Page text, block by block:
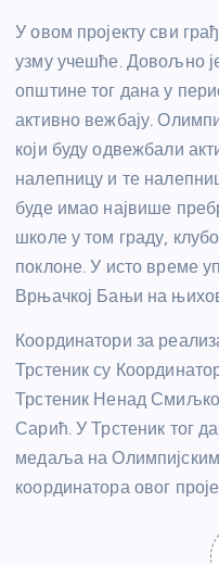
У овом пројекту сви
узму учешће. Довољно
општине тог дана у
активно вежбају.
који буду одвежбали
налепницу и те
буде имао највише
школе у том граду,
поклоне. У исто време
Врњачкој Бањи на
Координатори за
Трстеник су
Трстеник Ненад
Сарић. У Трстеник тог
медаља на Олимпијским
координатора овог